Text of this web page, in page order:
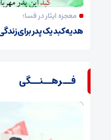
معجزه ایثار در فسا؛
هدیه کبد یک پدر برای
فــرهــنــگی